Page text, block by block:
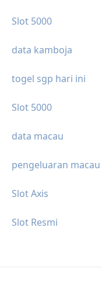
Slot 5000
data kamboja
togel sgp hari ini
Slot 5000
data macau
pengeluaran macau
Slot Axis
Slot Resmi